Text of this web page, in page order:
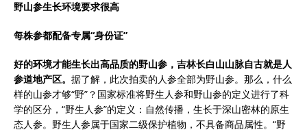
野山参生长环境要求很高
每株参都配备专属“身份证”
好的环境才能生长出高品质的野山参，吉林长白山山脉自古就是人
参道地产区。 据了解，此次拍卖的人参全部为野山参。那么，什么
样的山参才够“野”？国家标准将野生人参和野山参的定义进行了科
学的区分，“野生人参”的定义：自然传播，生长于深山密林的原生
态人参。野生人参属于国家二级保护植物，不具备商品属性。“野